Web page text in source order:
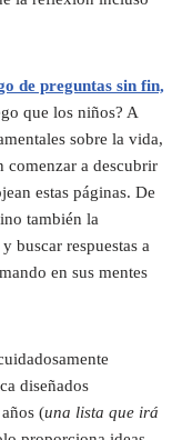
de preguntas sin fin,
que los niños? A
sobre la vida,
comenzar a descubrir
estas páginas. De
también la
buscar respuestas a
en sus mentes
diseñados
(una lista que irá